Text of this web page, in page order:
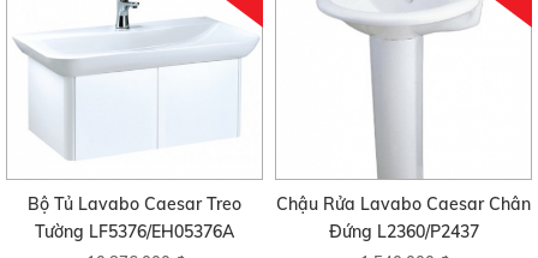
Bộ Tủ Lavabo Caesar Treo
Tường LF5376/EH05376A
Chậu Rửa Lavabo Caesar Chân
Đứng L2360/P2437